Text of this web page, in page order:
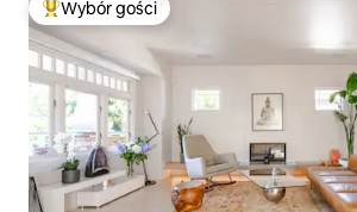
Najpopularniejsze z kategorii Wybór gości
Wybór gości